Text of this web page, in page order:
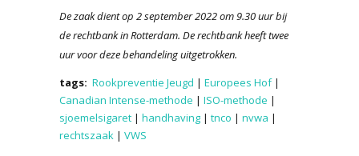
De zaak dient op 2 september 2022 om 9.30 uur bij
de rechtbank in Rotterdam. De rechtbank heeft twee
uur voor deze behandeling uitgetrokken.
tags: Rookpreventie Jeugd | Europees Hof|
Canadian Intense-methode | ISO-methode |
sjoemelsigaret | handhaving | tnco | nvwa |
rechtszaak | VWS